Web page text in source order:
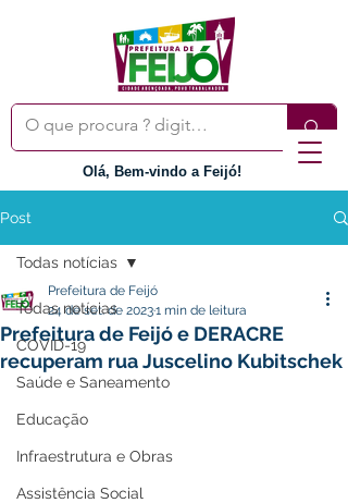
Olá, Bem-vindo a Feijó!
Post
Todas notícias
COVID-19
Saúde e Saneamento
Educação
Infraestrutura e Obras
Assistência Social
Todas notícias
Prefeitura de Feijó e DERACRE
recuperam rua Juscelino Kubitschek
Prefeitura de Feijó
24 de set. de 20231 min de leitura